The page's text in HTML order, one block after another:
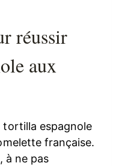
réussir
aux
tortilla espagnole
française.
à ne pas